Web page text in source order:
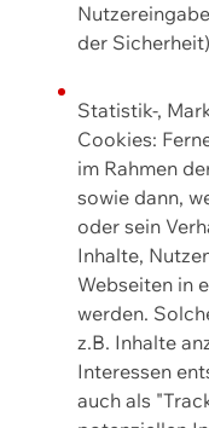
der
Statistik-,
Cookies:
im Rahmen
sowie dann,
oder sein
Inhalte,
Webseiten in
werden.
z.B. Inhalte
Interessen
auch als